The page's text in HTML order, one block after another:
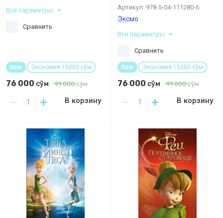
Все параметры
Сравнить
New Экономия 15000 сўм
76 000 сўм 91 000сўм
В корзину
Артикул: 978-5-04-111280-6
Эксмо
Все параметры
Сравнить
New Экономия 15000 сўм
76 000 сўм 91 000сўм
В корзину